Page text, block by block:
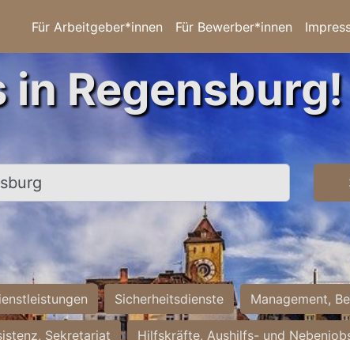
Für Arbeitgeber*innen Für Bewerber*innen
in Regensburg!
Sicherheitsdienste Management,
Sekretariat Hilfskräfte, Aushilfs- und